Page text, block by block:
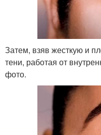
Затем, взяв жесткую и
тени, работая от
фото.